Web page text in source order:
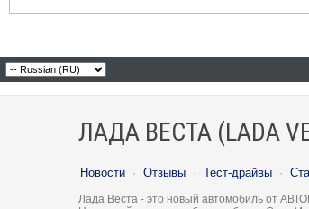
ЛАДА ВЕСТА (LADA
Новости · Отзывы · Тест-драйвы ·
Лада Веста - это новый автомобиль от